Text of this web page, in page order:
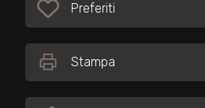
Preferiti: Cod. 27304
Preferiti
Stampa
Residenziali
Commerciali
Industriali